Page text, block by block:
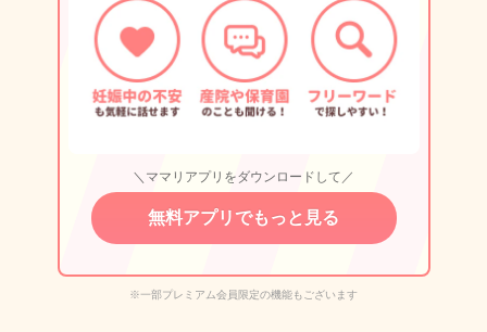
＼ママリアプリをダウンロードして／
無料アプリでもっと見る
※一部プレミアム会員限定の機能もございます